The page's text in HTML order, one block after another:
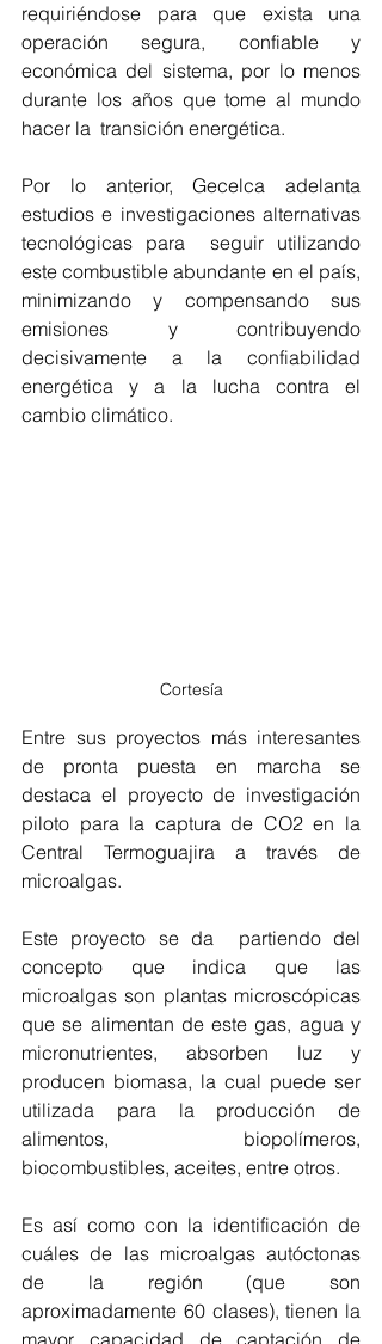
requiriéndose para que exista una
operación segura, confiable y
económica del sistema, por lo menos
durante los años que tome al mundo
hacer la  transición energética.
Por lo anterior, Gecelca adelanta
estudios e investigaciones alternativas
tecnológicas para  seguir utilizando
este combustible abundante en el país,
minimizando y compensando sus
emisiones y contribuyendo
decisivamente a la confiabilidad
energética y a la lucha contra el
cambio climático.
Cortesía
Entre sus proyectos más interesantes
de pronta puesta en marcha se
destaca el proyecto de investigación
piloto para la captura de CO2 en la
Central Termoguajira a través de
microalgas.
Este proyecto se da  partiendo del
concepto que indica que las
microalgas son plantas microscópicas
que se alimentan de este gas, agua y
micronutrientes, absorben luz y
producen biomasa, la cual puede ser
utilizada para la producción de
alimentos, biopolímeros,
biocombustibles, aceites, entre otros.
Es así como con la identificación de
cuáles de las microalgas autóctonas
de la región (que son
aproximadamente 60 clases), tienen la
mayor capacidad de captación de